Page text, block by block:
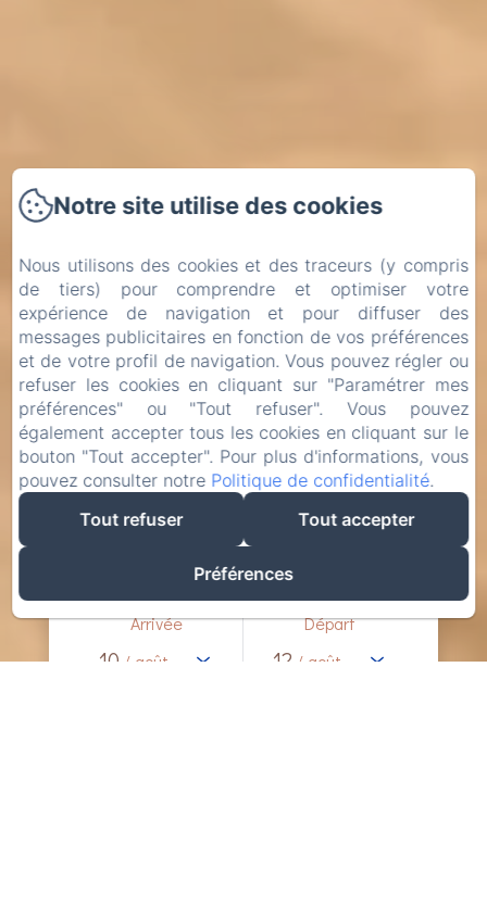
Arrivée
10 / août
Départ
12 / août
Notre site utilise des cookies
Nous utilisons des cookies et des traceurs (y compris
de tiers) pour comprendre et optimiser votre
expérience de navigation et pour diffuser des
messages publicitaires en fonction de vos préférences
et de votre profil de navigation. Vous pouvez régler ou
refuser les cookies en cliquant sur "Paramétrer mes
préférences" ou "Tout refuser". Vous pouvez
également accepter tous les cookies en cliquant sur le
bouton "Tout accepter". Pour plus d'informations, vous
pouvez consulter notre Politique de confidentialité.
Tout refuser
Tout accepter
Préférences